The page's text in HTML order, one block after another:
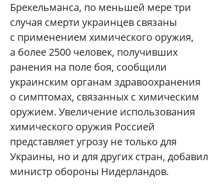
Брекельманса, по меньшей мере три
случая смерти украинцев связаны
с применением химического оружия,
а более 2500 человек, получивших
ранения на поле боя, сообщили
украинским органам здравоохранения
о симптомах, связанных с химическим
оружием. Увеличение использования
химического оружия Россией
представляет угрозу не только для
Украины, но и для других стран, добавил
министр обороны Нидерландов.